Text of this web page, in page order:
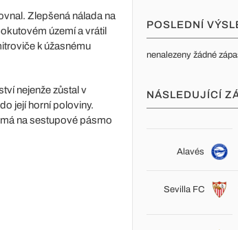
Zlepšená nálada na
území a vrátil
k úžasnému
nejenže zůstal v
její horní poloviny.
na sestupové pásmo
POSLEDNÍ
nenalezeny žádné
NÁSLEDUJÍCÍ
Alavés
Sevilla FC